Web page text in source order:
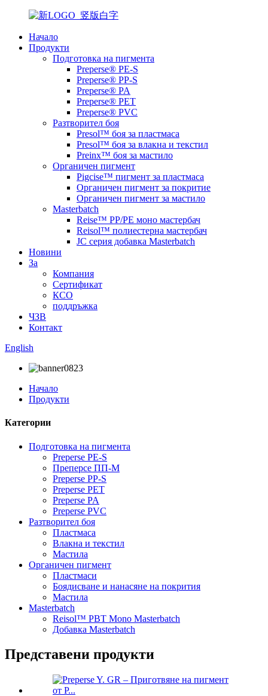
Начало
Продукти
Подготовка на пигмента
Preperse® PE-S
Preperse® PP-S
Preperse® PA
Preperse® PET
Preperse® PVC
Разтворител боя
Presol™ боя за пластмаса
Presol™ боя за влакна и текстил
Preinx™ боя за мастило
Органичен пигмент
Pigcise™ пигмент за пластмаса
Органичен пигмент за покритие
Органичен пигмент за мастило
Masterbatch
Reise™ PP/PE моно мастербач
Reisol™ полиестерна мастербач
JC серия добавка Masterbatch
Новини
За
Компания
Сертификат
КСО
поддръжка
ЧЗВ
Контакт
English
Начало
Продукти
Категории
Подготовка на пигмента
Preperse PE-S
Преперсе ПП-М
Preperse PP-S
Preperse PET
Preperse PA
Preperse PVC
Разтворител боя
Пластмаса
Влакна и текстил
Мастила
Органичен пигмент
Пластмаси
Боядисване и нанасяне на покрития
Мастила
Masterbatch
Reisol™ PBT Mono Masterbatch
Добавка Masterbatch
Представени продукти